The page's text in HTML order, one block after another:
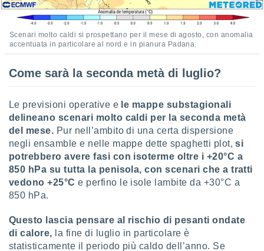
Scenari molto caldi si prospettano per il mese di agosto, con anomalia
accentuata in particolare al nord e in pianura Padana.
Come sarà la seconda metà di luglio?
Le previsioni operative e le mappe substagionali
delineano scenari molto caldi per la seconda metà
del mese. Pur nell’ambito di una certa dispersione
negli ensamble e nelle mappe dette spaghetti plot,si
potrebbero avere fasi con isoterme oltre i +20°C a
850 hPa su tutta la penisola, con scenari che a tratti
vedono +25°Ce perfino le isole lambite da +30°C a
850 hPa.
Questo lascia pensare al rischio di pesanti ondate
di calore, la fine di luglio in particolare è
statisticamente il periodo più caldo dell’anno. Se